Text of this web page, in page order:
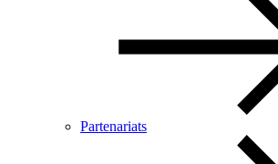
Partenariats